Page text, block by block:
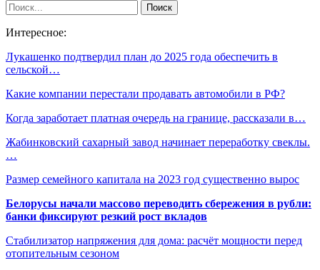
Интересное:
Лукашенко подтвердил план до 2025 года обеспечить в
сельской…
Какие компании перестали продавать автомобили в РФ?
Когда заработает платная очередь на границе, рассказали в…
Жабинковский сахарный завод начинает переработку свеклы.
…
Размер семейного капитала на 2023 год существенно вырос
Белорусы начали массово переводить сбережения в рубли:
банки фиксируют резкий рост вкладов
Стабилизатор напряжения для дома: расчёт мощности перед
отопительным сезоном